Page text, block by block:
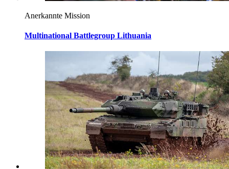
Anerkannte Mission
Multinational Battlegroup Lithuania